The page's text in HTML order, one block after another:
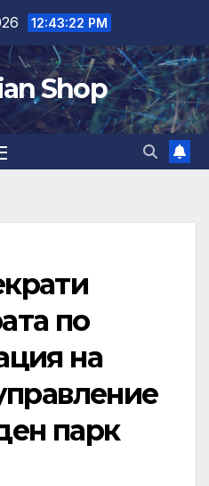
12:43:23 PM
Shop
по
на
парк